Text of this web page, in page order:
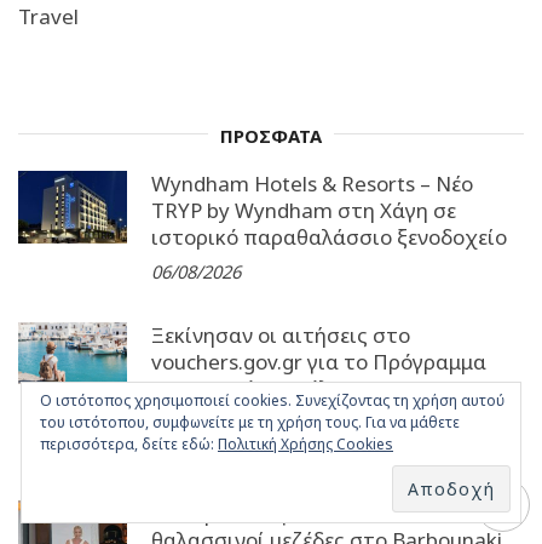
Travel
ΠΡΟΣΦΑΤΑ
Wyndham Hotels & Resorts – Νέο
TRYP by Wyndham στη Χάγη σε
ιστορικό παραθαλάσσιο ξενοδοχείο
06/08/2026
Ξεκίνησαν οι αιτήσεις στο
vouchers.gov.gr για το Πρόγραμμα
«Τουρισμός για όλους 2026-2027»,
του Υπουργείου Τουρισμού
06/08/2026
Γεύση από Αιγαίο: Αυθεντικοί
Ο ιστότοπος χρησιμοποιεί cookies. Συνεχίζοντας τη χρήση αυτού
του ιστότοπου, συμφωνείτε με τη χρήση τους. Για να μάθετε
περισσότερα, δείτε εδώ: Πολιτική Χρήσης Cookies